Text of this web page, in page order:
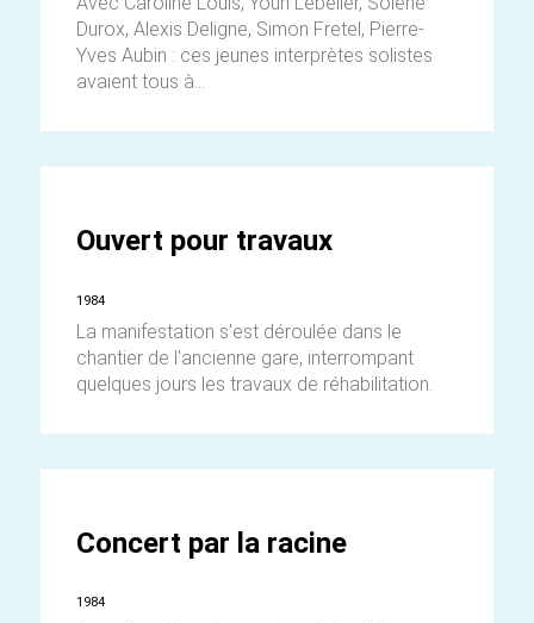
Durox, Alexis Deligne, Simon Fretel, Pierre-
Yves Aubin : ces jeunes interprètes solistes
avaient tous à...
Ouvert pour travaux
1984
La manifestation s'est déroulée dans le
chantier de l'ancienne gare, interrompant
quelques jours les travaux de réhabilitation.
Concert par la racine
1984